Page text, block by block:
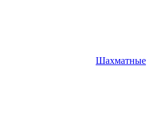
Шахматные